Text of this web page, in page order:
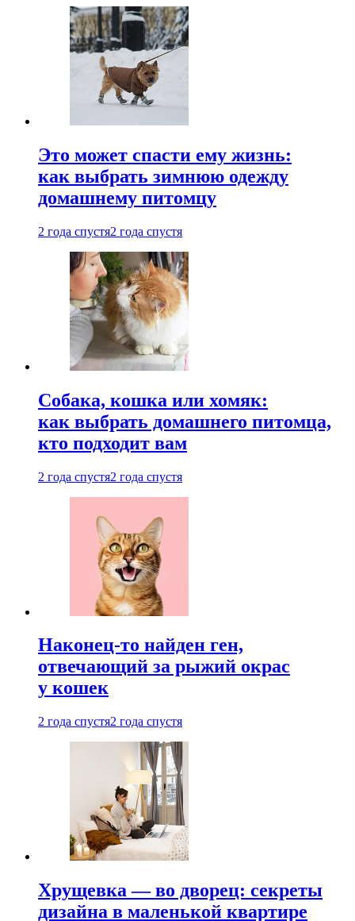
Это может спасти ему жизнь:
как выбрать зимнюю одежду
домашнему питомцу
2 года спустя2 года спустя
Собака, кошка или хомяк:
как выбрать домашнего питомца,
кто подходит вам
2 года спустя2 года спустя
Наконец-то найден ген,
отвечающий за рыжий окрас
у кошек
2 года спустя2 года спустя
Хрущевка — во дворец: секреты
дизайна в маленькой квартире